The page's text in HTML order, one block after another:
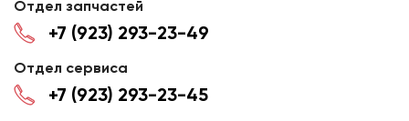
Отдел запчастей
+7 (923) 293-23-49
Отдел сервиса
+7 (923) 293-23-45